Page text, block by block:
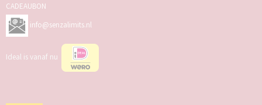
CADEAUBON
info@senzalimits.nl
Ideal is vanaf nu